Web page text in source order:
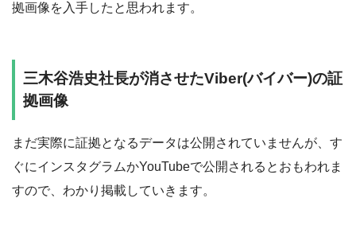
拠画像を入手したと思われます。
三木谷浩史社長が消させたViber(バイバー)の証
拠画像
まだ実際に証拠となるデータは公開されていませんが、す
ぐにインスタグラムかYouTubeで公開されるとおもわれま
すので、わかり掲載していきます。